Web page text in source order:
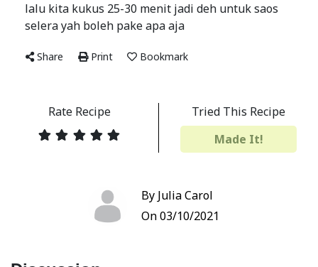
lalu kita kukus 25-30 menit jadi deh untuk saos
selera yah boleh pake apa aja
Share Print Bookmark
Rate Recipe
Tried This Recipe
Made It!
By Julia Carol
On 03/10/2021